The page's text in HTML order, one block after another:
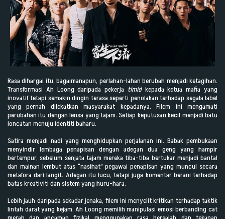
Rasa dihargai itu, bagaimanapun, perlahan-lahan berubah menjadi ketagihan.
Transformasi Ah Loong daripada pekerja timid kepada ketua mafia yang
inovatif tetapi semakin dingin terasa seperti penolakan terhadap segala label
yang pernah dilekatkan masyarakat kepadanya. Filem ini mengamati
perubahan itu dengan lensa yang tajam. Setiap keputusan kecil menjadi batu
loncatan menuju identiti baharu.
Satira menjadi nadi yang menghidupkan perjalanan ini. Babak pembukaan
menyindir lembaga penapisan dengan adegan dua geng yang hampir
bertempur, sebelum senjata tajam mereka tiba-tiba bertukar menjadi bantal
dan mainan lembut atas “nasihat” pegawai penapisan yang muncul secara
metafora dari langit. Adegan itu lucu, tetapi juga komentar berani terhadap
batas kreativiti dan sistem yang huru-hara.
Lebih jauh daripada sekadar jenaka, filem ini menyelit kritikan terhadap taktik
lintah darat yang kejam. Ah Loong memilih manipulasi emosi berbanding cat